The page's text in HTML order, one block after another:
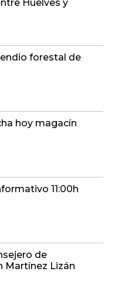
Huelves y
forestal de
hoy magacín
11:00h
de
Martínez Lizán